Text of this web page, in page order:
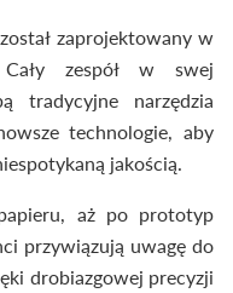
zaprojektowany w
zespół w swej
tradycyjne narzędzia
technologie, aby
jakością.
aż po prototyp
przywiązują uwagę do
drobiazgowej precyzji